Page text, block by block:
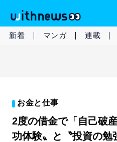
新着 マンガ 連載
お金と仕事
2度の借金で「自己破
功体験〟と〝投資の勉